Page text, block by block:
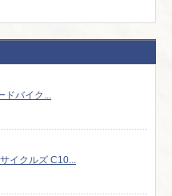
ドバイク...
イクルズ C10...